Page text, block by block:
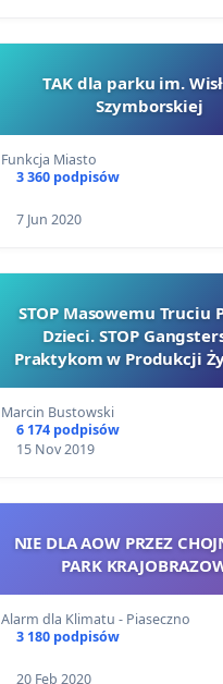
TAK dla parku im.
Szymborskiej
Funkcja Miasto
3 360 podpisów
7 Jun 2020
STOP Masowemu Truciu
Dzieci. STOP
Praktykom w Produkcji
Marcin Bustowski
6 174 podpisów
15 Nov 2019
NIE DLA AOW PRZEZ
PARK
Alarm dla Klimatu - Piaseczno
3 180 podpisów
20 Feb 2020